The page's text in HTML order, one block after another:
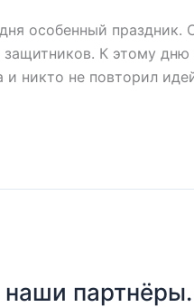
особенный
К этому
и никто не повторил
наши партнёры.